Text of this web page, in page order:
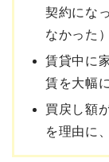
契約にな
なかった）
賃貸中に
賃を大幅
買戻し額
を理由に